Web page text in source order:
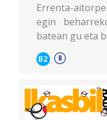
Errenta-
egin
batean gu eta
B2